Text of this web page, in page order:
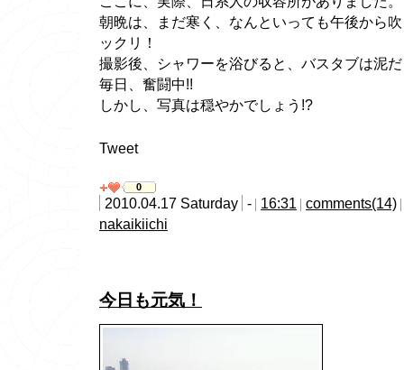
朝晩は、まだ寒く、なんといっても午後から
ックリ！
撮影後、シャワーを浴びると、バスタブは泥
毎日、奮闘中!!
しかし、写真は穏やかでしょう!?
Tweet
0
2010.04.17 Saturday - 16:31
comments(14)
nakaikiichi
今日も元気！